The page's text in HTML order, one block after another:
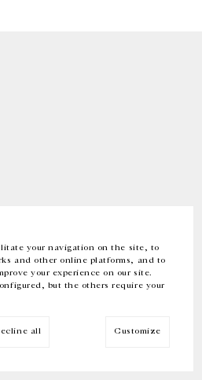
your navigation on the site, to
and other online platforms, and to
your experience on our site.
but the others require your
all Customize